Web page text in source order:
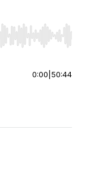
End to jump to
0:00 50:44